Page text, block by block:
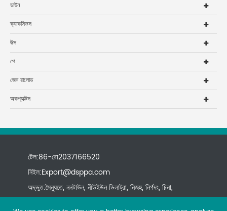
ডাউন
ক্যাকসিভস
উত্স
পে
জেন রালোড
অকপ্যাক্টস
টেল:86-রো2037166520
নিইল:Export@dsppa.com
অদ্ভুত:সৈন্যুতে, ননটাউন, নীউইউন ডিলাট্রা, নিজহু, নির্গদং, চিনা,